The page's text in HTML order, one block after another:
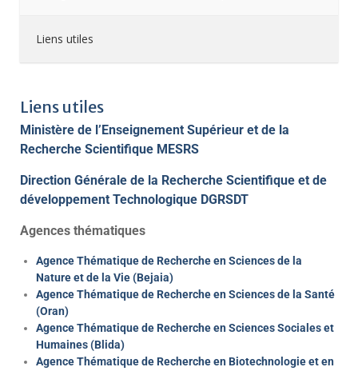
Liens utiles
Liens utiles
Ministère de l’Enseignement Supérieur et de la
Recherche Scientifique MESRS
Direction Générale de la Recherche Scientifique et de
développement Technologique DGRSDT
Agences thématiques
Agence Thématique de Recherche en Sciences de la
Nature et de la Vie (Bejaia)
Agence Thématique de Recherche en Sciences de la Santé
(Oran)
Agence Thématique de Recherche en Sciences Sociales et
Humaines (Blida)
Agence Thématique de Recherche en Biotechnologie et en